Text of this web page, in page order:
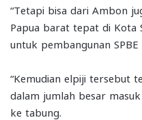
“Tetapi bisa dari Ambon
Papua barat tepat di Kota
untuk pembangunan
“Kemudian elpiji tersebut
dalam jumlah besar
ke tabung.